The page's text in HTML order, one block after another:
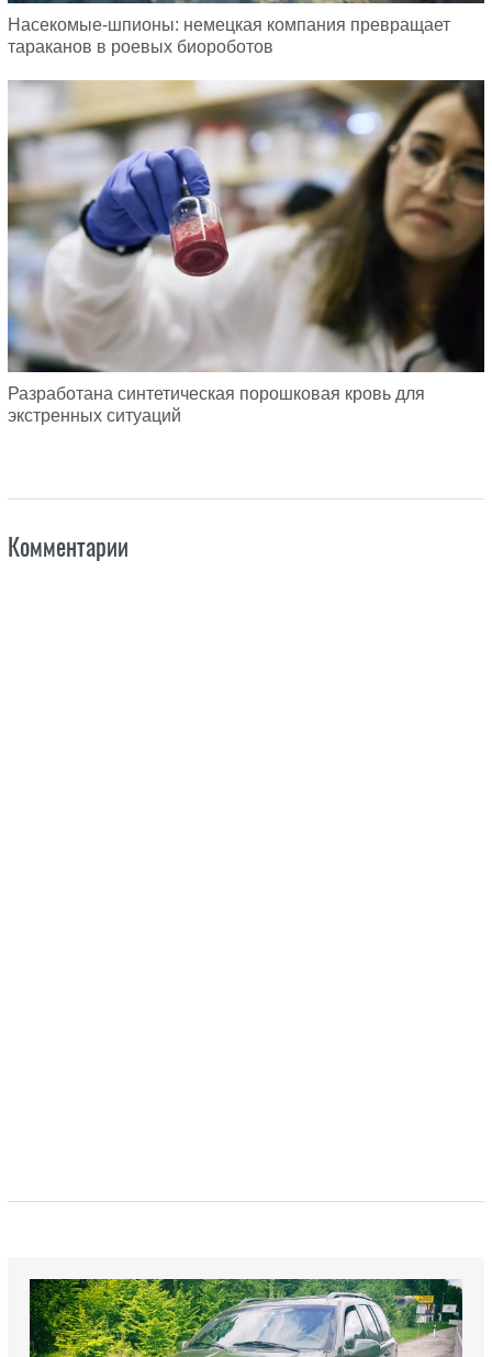
Насекомые-шпионы: немецкая компания превращает
тараканов в роевых биороботов
Разработана синтетическая порошковая кровь для
экстренных ситуаций
Комментарии